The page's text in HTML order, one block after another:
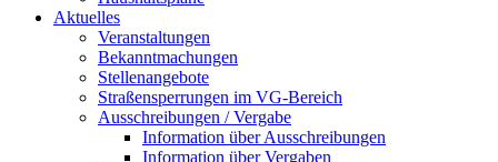
Aktuelles
Veranstaltungen
Bekanntmachungen
Stellenangebote
Straßensperrungen im VG-Bereich
Ausschreibungen / Vergabe
Information über Ausschreibungen
Information über Vergaben